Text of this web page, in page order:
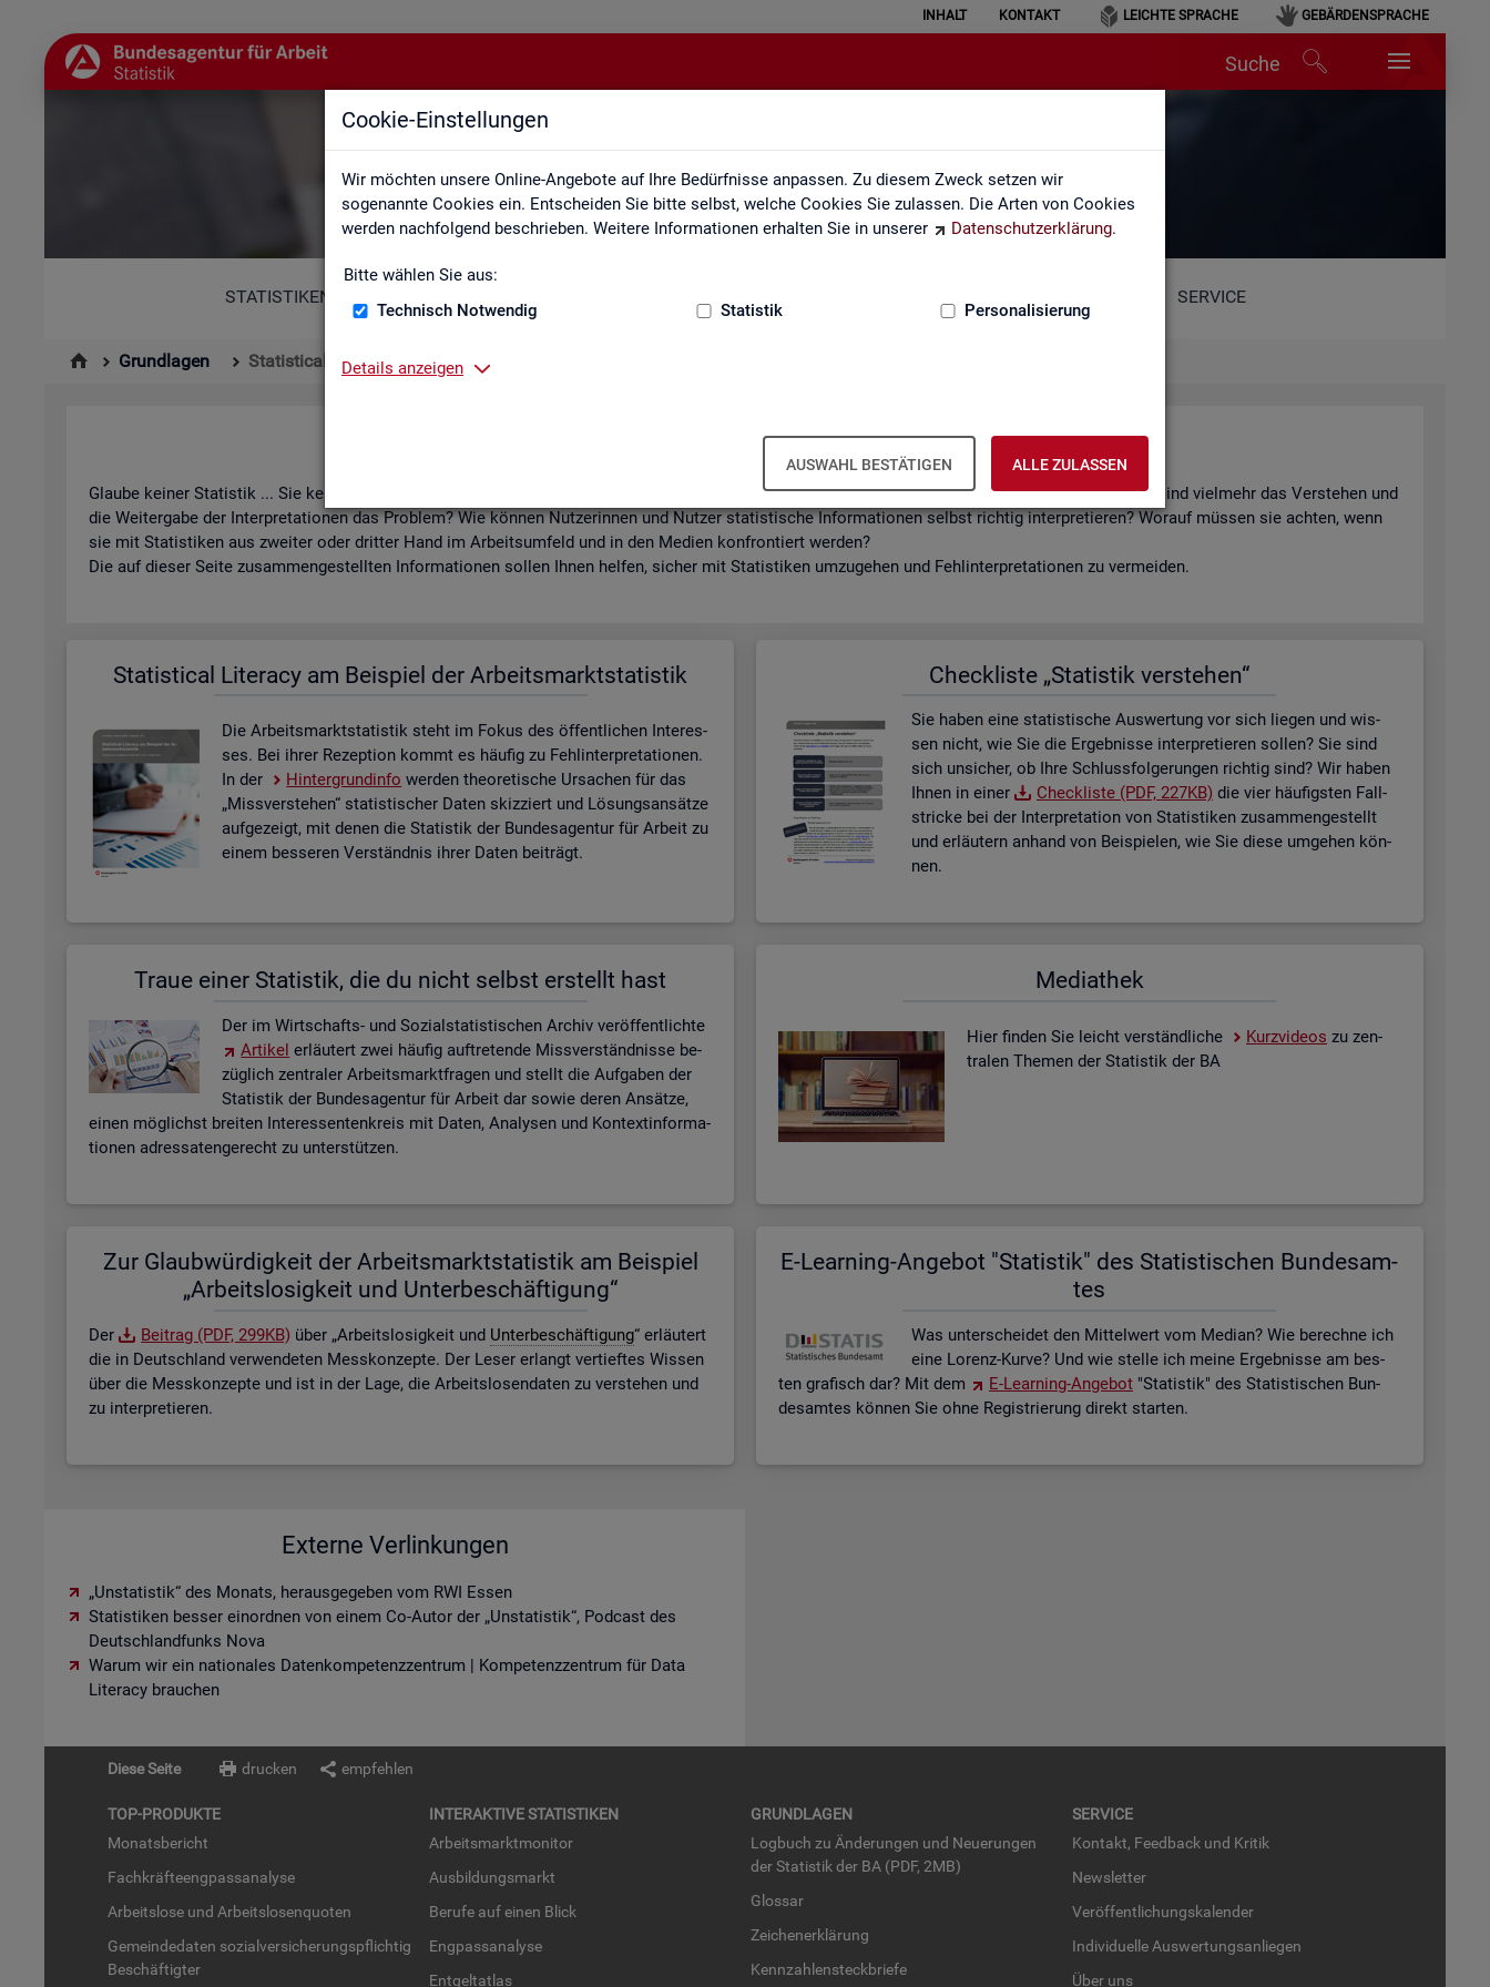
Cookie-Einstellungen
Wir möchten unsere Online-Angebote auf Ihre Bedürfnisse anpassen. Zu diesem Zweck setzen wir
sogenannte Cookies ein. Entscheiden Sie bitte selbst, welche Cookies Sie zulassen. Die Arten von Cookies
werden nachfolgend beschrieben. Weitere Informationen erhalten Sie in unserer
Datenschutzerklärung.
Bitte wählen Sie aus:
Technisch Notwendig
Statistik Personalisierung
Details anzeigen
AUSWAHL BESTÄTIGEN ALLE ZULASSEN
INHALT KONTAKT LEICHTE SPRACHE GEBÄRDENSPRACHE
Suche
Statistical Literacy - Statistik verstehen
STATISTIKEN SERVICE
Grundlagen Statistical Literacy - Statistik verstehen
Sta­ti­s­ti­cal Li­te­r­acy - Sta­tis­tik ver­ste­hen und rich­tig in­ter­pre­tie­ren
Glau­be kei­ner Sta­tis­tik ... Sie ken­nen die­sen Spruch in ver­schie­dens­ten Va­ria­tio­nen. Aber wird mit Sta­tis­tik wirk­lich oft be­wusst ge­täuscht? Oder sind viel­mehr das Ver­ste­hen und
die Wei­ter­ga­be der In­ter­pre­ta­tio­nen das Pro­blem? Wie kön­nen Nut­ze­rin­nen und Nut­zer sta­tis­ti­sche In­for­ma­tio­nen selbst rich­tig in­ter­pre­tie­ren? Wor­auf müs­sen sie ach­ten, wenn
sie mit Sta­tis­ti­ken aus zwei­ter oder drit­ter Hand im Ar­beits­um­feld und in den Me­di­en kon­fron­tiert wer­den?
Die auf die­ser Seite zu­sam­men­ge­stell­ten In­for­ma­tio­nen sol­len Ihnen hel­fen, si­cher mit Sta­tis­ti­ken um­zu­ge­hen und Fehl­in­ter­pre­ta­tio­nen zu ver­mei­den.
Sta­ti­s­ti­cal Li­te­r­acy am Bei­spiel der Ar­beits­markt­sta­tis­tik
Die Ar­beits­markt­sta­tis­tik steht im Fokus des öf­fent­li­chen In­ter­es­
ses. Bei ihrer Re­zep­ti­on kommt es häu­fig zu Fehl­in­ter­pre­ta­tio­nen.
In der
Hin­ter­grund­in­fo wer­den theo­re­ti­sche Ur­sa­chen für das
„Miss­ver­ste­hen“ sta­tis­ti­scher Daten skiz­ziert und Lö­sungs­an­sät­ze
auf­ge­zeigt, mit denen die Sta­tis­tik der Bun­des­agen­tur für Ar­beit zu
einem bes­se­ren Ver­ständ­nis ihrer Daten bei­trägt.
Check­lis­te „Sta­tis­tik ver­ste­hen“
Sie haben eine sta­tis­ti­sche Aus­wer­tung vor sich lie­gen und wis­
sen nicht, wie Sie die Er­geb­nis­se in­ter­pre­tie­ren sol­len? Sie sind
sich un­si­cher, ob Ihre Schluss­fol­ge­run­gen rich­tig sind? Wir haben
Ihnen in einer
Check­lis­te (PDF, 227KB) die vier häu­figs­ten Fall­
stri­cke bei der In­ter­pre­ta­ti­on von Sta­tis­ti­ken zu­sam­men­ge­stellt
und er­läu­tern an­hand von Bei­spie­len, wie Sie diese um­ge­hen kön­
nen.
Traue einer Sta­tis­tik, die du nicht selbst er­stellt hast
Der im Wirt­schafts- und So­zi­al­sta­tis­ti­schen Ar­chiv ver­öf­fent­lich­te
Ar­ti­kel er­läu­tert zwei häu­fig auf­tre­ten­de Miss­ver­ständ­nis­se be­
züg­lich zen­tra­ler Ar­beits­markt­fra­gen und stellt die Auf­ga­ben der
Sta­tis­tik der Bun­des­agen­tur für Ar­beit dar sowie deren An­sät­ze,
einen mög­lichst brei­ten In­ter­es­sen­ten­kreis mit Daten, Ana­ly­sen und Kon­text­in­for­ma­
tio­nen adres­sa­ten­ge­recht zu un­ter­stüt­zen.
Me­dia­thek
Hier fin­den Sie leicht ver­ständ­li­che Kurz­vi­de­os zu zen­
tra­len The­men der Sta­tis­tik der BA
Zur Glaub­wür­dig­keit der Ar­beits­markt­sta­tis­tik am Bei­spiel
„Ar­beits­lo­sig­keit und Un­ter­be­schäf­ti­gung“
Der Bei­trag (PDF, 299KB) über „Ar­beits­lo­sig­keit und Un­ter­be­schäf­ti­gung“ er­läu­tert
die in Deutsch­land ver­wen­de­ten Mess­kon­zep­te. Der Leser er­langt ver­tief­tes Wis­sen
über die Mess­kon­zep­te und ist in der Lage, die Ar­beits­lo­sen­da­ten zu ver­ste­hen und
zu in­ter­pre­tie­ren.
E-Lear­ning-An­ge­bot "Sta­tis­tik" des Sta­tis­ti­schen Bun­des­am­
tes
Was un­ter­schei­det den Mit­tel­wert vom Me­di­an? Wie be­rech­ne ich
eine Lo­renz-Kurve? Und wie stel­le ich meine Er­geb­nis­se am bes­
ten gra­fisch dar? Mit dem
E-Lear­ning-An­ge­bot"Sta­tis­tik" des Sta­tis­ti­schen Bun­
des­am­tes kön­nen Sie ohne Re­gis­trie­rung di­rekt star­ten.
Externe Verlinkungen
„Unstatistik“ des Monats, herausgegeben vom RWI Essen
Statistiken besser einordnen von einem Co-Autor der „Unstatistik“, Podcast des
Deutschlandfunks Nova
Warum wir ein nationales Datenkompetenzzentrum | Kompetenzzentrum für Data
Literacy brauchen
Diese Seite drucken empfehlen
TOP-PRO­DUK­TE
Mo­nats­be­richt
Fach­kräf­te­eng­pass­ana­ly­se
Ar­beits­lo­se und Ar­beits­lo­sen­quo­ten
Ge­mein­de­da­ten so­zi­al­ver­si­che­rungs­pflich­tig
Be­schäf­tig­ter
IN­TER­AK­TI­VE STA­TIS­TI­KEN
Ar­beits­markt­mo­ni­tor
Aus­bil­dungs­markt
Be­ru­fe auf einen Blick
Eng­pass­ana­ly­se
Ent­gel­t­at­las
GRUND­LA­GEN
Log­buch zu Än­de­run­gen und Neue­run­gen
der Sta­tis­tik der BA (PDF, 2MB)
Glos­sar
Zei­chen­er­klä­rung
Kenn­zah­len­steck­brie­fe
SER­VICE
Kon­takt, Feed­back und Kri­tik
News­let­ter
Ver­öf­fent­li­chungs­ka­len­der
In­di­vi­du­el­le Aus­wer­tungs­an­lie­gen
Über uns